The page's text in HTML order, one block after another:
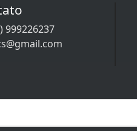
999226237